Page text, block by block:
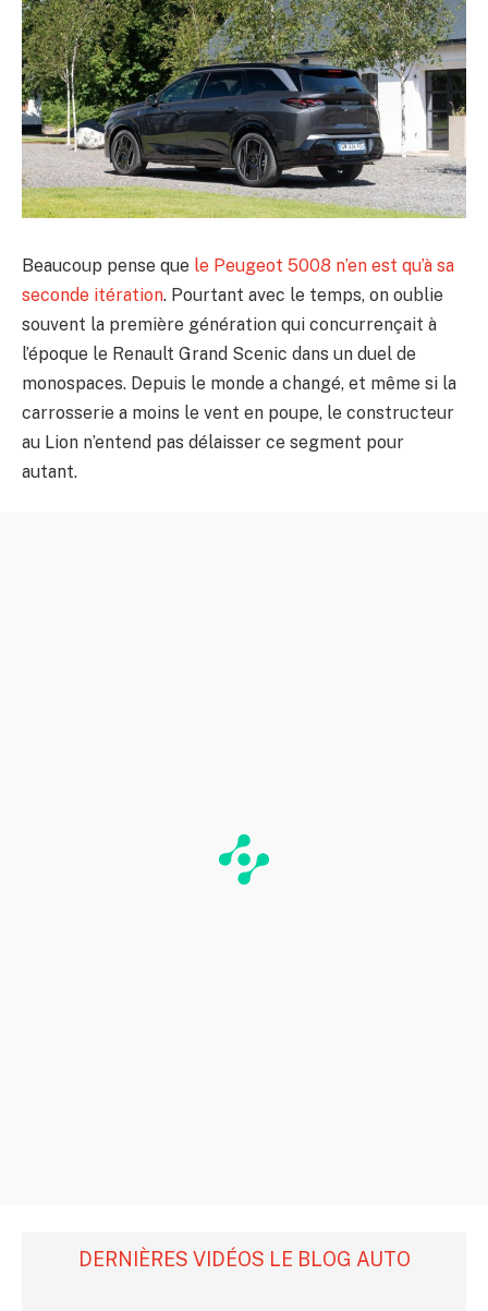
Beaucoup pense que le Peugeot 5008 n’en est qu’à sa
seconde itération. Pourtant avec le temps, on oublie
souvent la première génération qui concurrençait à
l’époque le Renault Grand Scenic dans un duel de
monospaces. Depuis le monde a changé, et même si la
carrosserie a moins le vent en poupe, le constructeur
au Lion n’entend pas délaisser ce segment pour
autant.
DERNIÈRES VIDÉOS LE BLOG AUTO